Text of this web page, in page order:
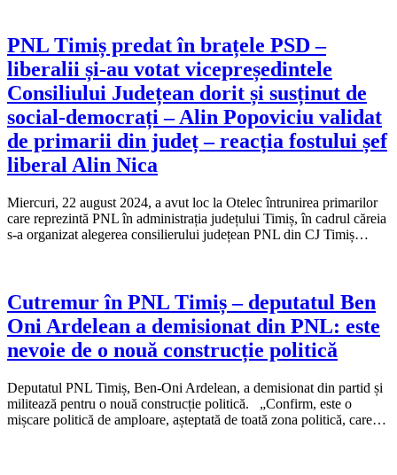
PNL Timiș predat în brațele PSD –
liberalii și-au votat vicepreședintele
Consiliului Județean dorit și susținut de
social-democrați – Alin Popoviciu validat
de primarii din județ – reacția fostului șef
liberal Alin Nica
Miercuri, 22 august 2024, a avut loc la Otelec întrunirea primarilor
care reprezintă PNL în administrația județului Timiș, în cadrul căreia
s-a organizat alegerea consilierului județean PNL din CJ Timiș…
Cutremur în PNL Timiș – deputatul Ben
Oni Ardelean a demisionat din PNL: este
nevoie de o nouă construcție politică
Deputatul PNL Timiș, Ben-Oni Ardelean, a demisionat din partid și
militează pentru o nouă construcție politică. „Confirm, este o
mișcare politică de amploare, așteptată de toată zona politică, care…